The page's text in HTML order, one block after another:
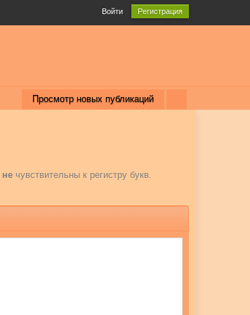
Войти Регистрация
Просмотр новых публикаций
не чувствительны к регистру букв.